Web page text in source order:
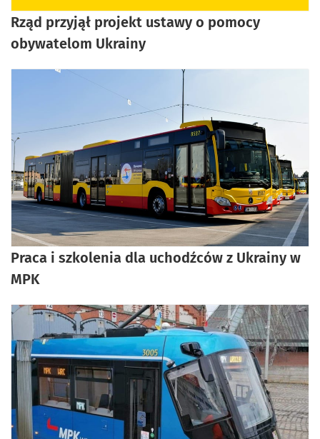
Rząd przyjął projekt ustawy o pomocy
obywatelom Ukrainy
Praca i szkolenia dla uchodźców z Ukrainy w
MPK